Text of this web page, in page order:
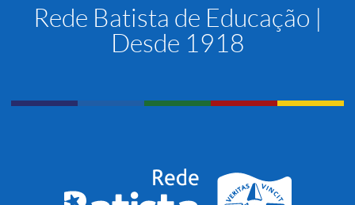
Rede Batista de Educação |
Desde 1918